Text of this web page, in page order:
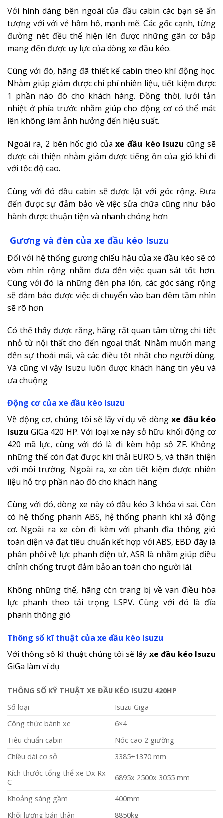
Với hình dáng bên ngoài của đầu cabin các bạn sẽ ấn
tượng với với vẻ hầm hố, mạnh mẽ. Các gốc cạnh, từng
đường nét đều thể hiện lên được những gân cơ bắp
mang đến được uy lực của dòng xe đầu kéo.
Cùng với đó, hãng đã thiết kế cabin theo khí động học.
Nhằm giúp giảm được chi phí nhiên liệu, tiết kiệm được
1 phần nào đó cho khách hàng. Đồng thời, lưới tản
nhiệt ở phía trước nhằm giúp cho động cơ có thể mát
lên không làm ảnh hưởng đến hiệu suất.
Ngoài ra, 2 bên hốc gió củaxe đầu kéo Isuzu cũng sẽ
được cải thiện nhằm giảm được tiếng ồn của gió khi đi
với tốc độ cao.
Cùng với đó đầu cabin sẽ được lật với góc rộng. Đưa
đến được sự đảm bảo về việc sửa chữa cũng như bảo
hành được thuận tiện và nhanh chóng hơn
Gương và đèn của xe đầu kéo Isuzu
Đối với hệ thống gương chiếu hậu của xe đầu kéo sẽ có
vòm nhìn rộng nhằm đưa đến việc quan sát tốt hơn.
Cùng với đó là những đèn pha lớn, các góc sáng rộng
sẽ đảm bảo được việc di chuyển vào ban đêm tầm nhìn
sẽ rõ hơn
Có thể thấy được rằng, hãng rất quan tâm từng chi tiết
nhỏ từ nội thất cho đến ngoại thất. Nhằm muốn mang
đến sự thoải mái, và các điều tốt nhất cho người dùng.
Và cũng vì vậy Isuzu luôn được khách hàng tin yêu và
ưa chuộng
Động cơ của xe đầu kéo Isuzu
Về động cơ, chúng tôi sẽ lấy ví dụ về dòng xe đầu kéo
Isuzu GiGa 420 HP. Với loại xe này sở hữu khối động cơ
420 mã lực, cùng với đó là đi kèm hộp số ZF. Không
những thế còn đạt được khí thải EURO 5, và thân thiện
với môi trường. Ngoài ra, xe còn tiết kiệm được nhiên
liệu hỗ trợ phần nào đó cho khách hàng
Cùng với đó, dòng xe này có đầu kéo 3 khóa vi sai. Còn
có hệ thống phanh ABS, hệ thống phanh khí xả động
cơ. Ngoài ra xe còn đi kèm với phanh đĩa thông gió
toàn diện và đạt tiêu chuẩn kết hợp với ABS, EBD đây là
phân phối về lực phanh điện tử, ASR là nhằm giúp điều
chỉnh chống trượt đảm bảo an toàn cho người lái.
Không những thế, hãng còn trang bị về van điều hòa
lực phanh theo tải trọng LSPV. Cùng với đó là đĩa
phanh thông gió
Thông số kĩ thuật của xe đầu kéo Isuzu
Với thông số kĩ thuật chúng tôi sẽ lấy xe đầu kéo Isuzu
GiGa làm ví dụ
THÔNG SỐ KỸ THUẬT XE ĐẦU KÉO ISUZU 420HP
Số loại
Isuzu Giga
Công thức bánh xe
6×4
Tiêu chuẩn cabin
Nóc cao 2 giường
Chiều dài cơ sở
3385+1370 mm
Kích thước tổng thể xe Dx Rx
C
6895x 2500x 3055 mm
Khoảng sáng gầm
400mm
Khối lượng bản thân
8850kg